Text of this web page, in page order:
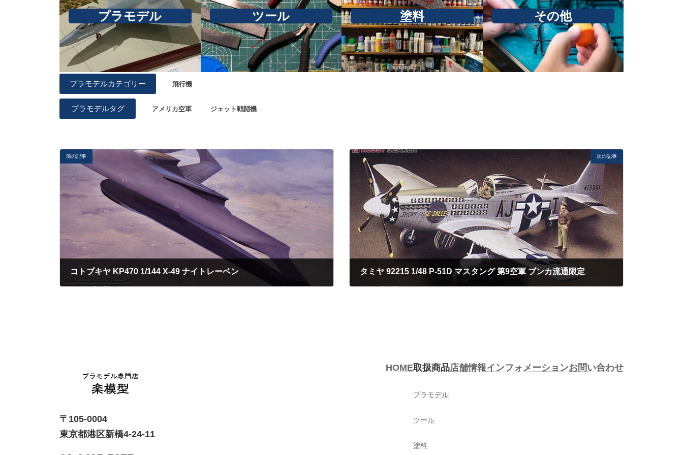
プラモデル ツール 塗料 その他
プラモデルカテゴリー 飛行機
プラモデルタグ アメリカ空軍 ジェット戦闘機
前の記事
コトブキヤ KP470 1/144 X-49 ナイトレーベン
2023年5月25日
次の記事
タミヤ 92215 1/48 P-51D マスタング 第9空軍 ブンカ流通限定
2023年5月25日
〒105-0004
東京都港区新橋4-24-11
HOME取扱商品
プラモデル
ツール
塗料
店舗情報インフォメーションお問い合わせ